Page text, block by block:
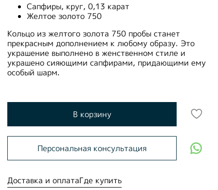
Сапфиры, круг, 0,13 карат
Желтое золото 750
Кольцо из желтого золота 750 пробы станет
прекрасным дополнением к любому образу. Это
украшение выполнено в женственном стиле и
украшено сияющими сапфирами, придающими ему
особый шарм.
В корзину
Персональная консультация
Доставка и оплатаГде купить